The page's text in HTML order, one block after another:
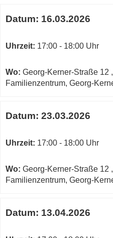
Datum: 16.03.2026
Uhrzeit: 17:00 - 18:00 Uhr
Wo: Georg-Kerner-Straße 12
Familienzentrum, Georg-
Datum: 23.03.2026
Uhrzeit: 17:00 - 18:00 Uhr
Wo: Georg-Kerner-Straße 12
Familienzentrum, Georg-
Datum: 13.04.2026